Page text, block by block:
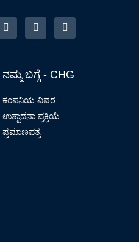
ನಮ್ಮ ಬಗ್ಗೆ - CHG
ಕಂಪನಿಯ ವಿವರ
ಉತ್ಪಾದನಾ ಪ್ರಕ್ರಿಯೆ
ಪ್ರಮಾಣಪತ್ರ